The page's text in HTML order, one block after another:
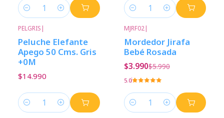
Cantidad Cantidad
PELGRIS |
Peluche Elefante
Apego 50 Cms. Gris
+0M
$14.990
Cantidad
MJRF02|
Mordedor Jirafa
Bebé Rosada
$3.990$5.990
5.0
Cantidad